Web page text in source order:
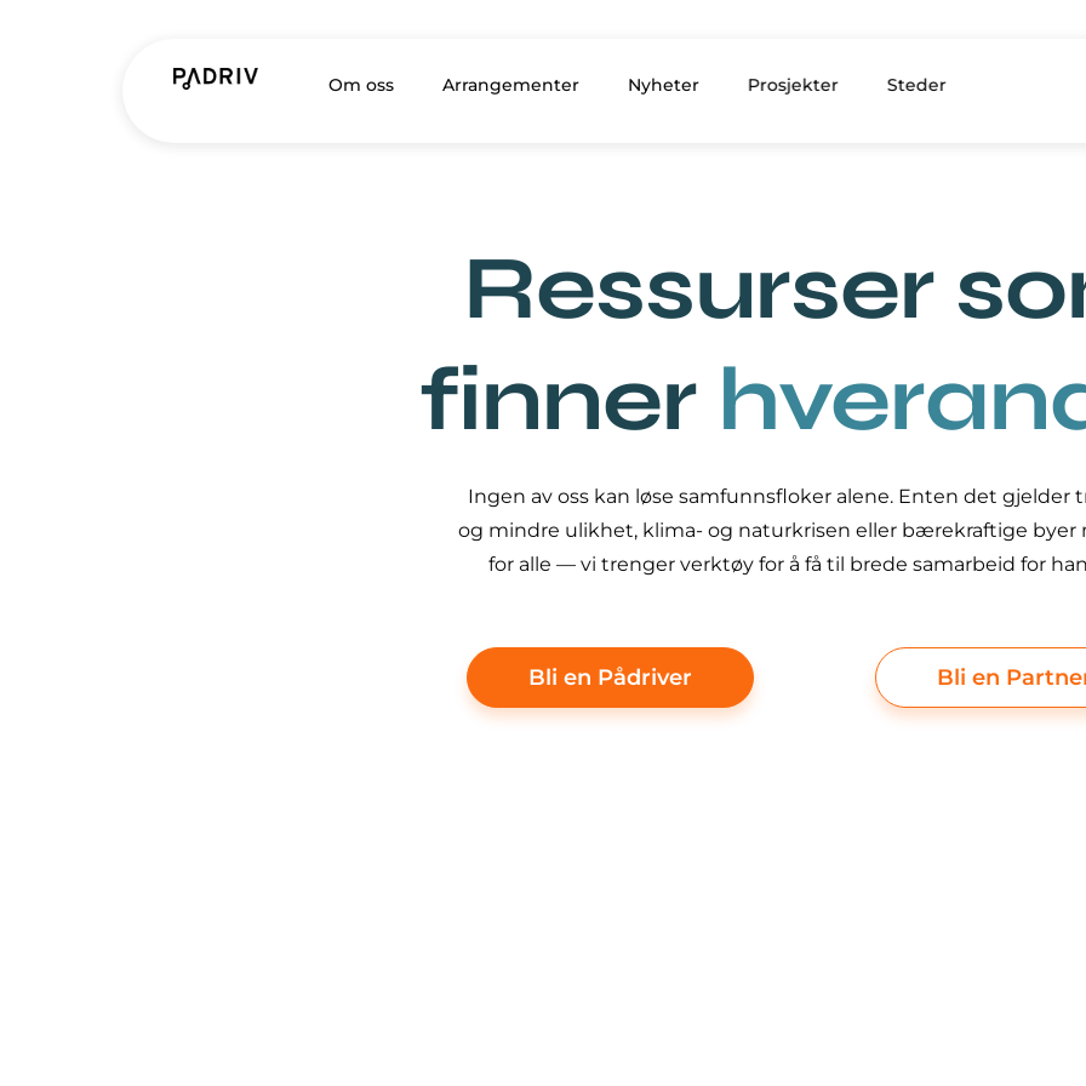
Om oss Arrangementer Nyheter Prosjekter Steder
Ressurser
finner
Ingen av oss kan løse samfunnsfloker alene. Enten det gjelder
og mindre ulikhet, klima- og naturkrisen eller bærekraftige byer
for alle — vi trenger verktøy for å få til brede samarbeid for
Bli en Pådriver Bli en